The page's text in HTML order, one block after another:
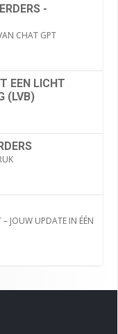
-
CHAT GPT
EEN LICHT
(LVB)
JOUW UPDATE IN ÉÉN